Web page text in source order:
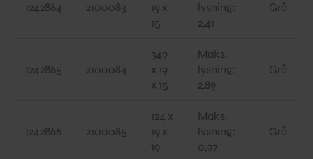
1242864 2100083
19 x
15
lysning:
2,41
Grå
1242865 2100084
349
x 19
x 15
Maks.
lysning:
2,89
Grå
1242866 2100085
124 x
19 x
19
Maks.
lysning:
0,97
Grå